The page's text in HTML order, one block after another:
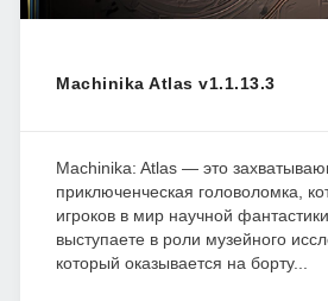
Machinika Atlas v1.1.13.3
Machinika: Atlas — это
приключенческая головоломка,
игроков в мир научной
выступаете в роли музейного
который оказывается на борту...